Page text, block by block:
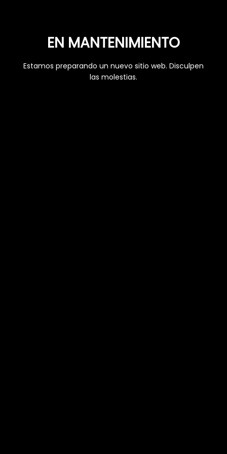
EN MANTENIMIENTO
Estamos preparando un nuevo sitio web. Disculpen
las molestias.